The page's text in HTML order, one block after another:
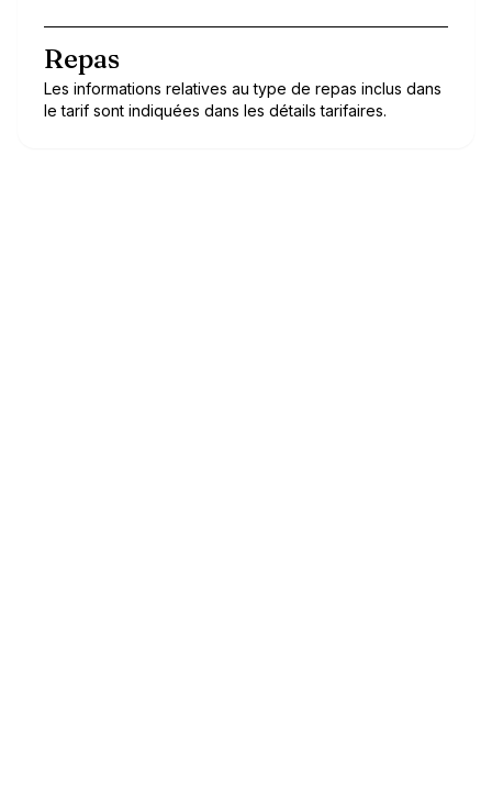
Repas
Les informations relatives au type de repas inclus dans
le tarif sont indiquées dans les détails tarifaires.